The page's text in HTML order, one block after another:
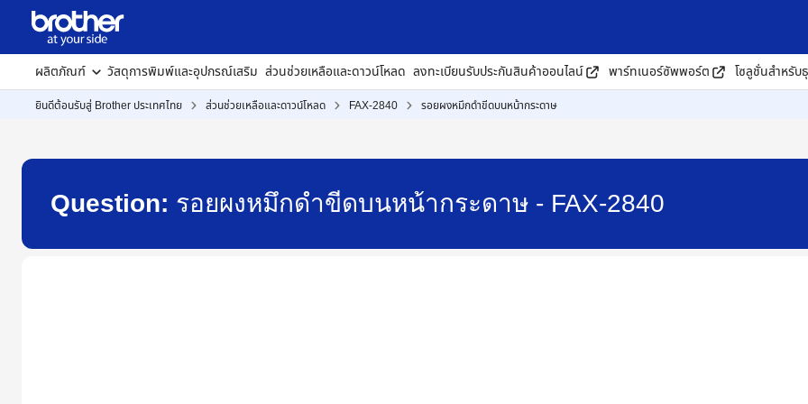
ผลิตภัณฑ์ วัสดุการพิมพ์และอุปกรณ์เสริม ส่วนช่วยเหลือและดาวน์โหลด ลงทะเบียนรับประกันสินค้าออนไลน์ พาร์ทเนอร์ซัพพอร์ต โซลูชั่นสำหรับ
ยินดีต้อนรับสู่ Brother ประเทศไทย ส่วนช่วยเหลือและดาวน์โหลด FAX-2840 รอยผงหมึกดำขีดบนหน้ากระดาษ
Question: รอยผงหมึกดำขีดบนหน้ากระดาษ - FAX-2840